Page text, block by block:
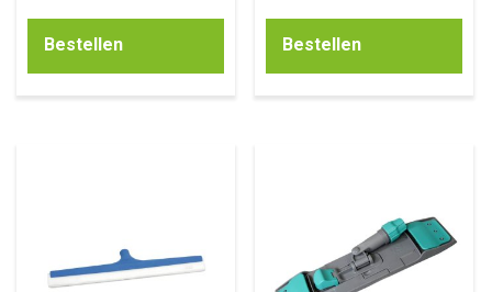
Bestellen Bestellen